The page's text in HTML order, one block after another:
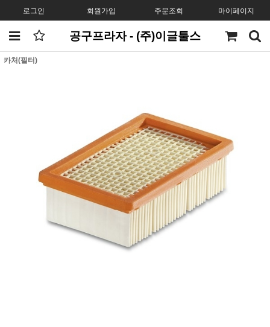
로그인 회원가입 주문조회 마이페이지
공구프라자 - (주)이글툴스
카처(필터)